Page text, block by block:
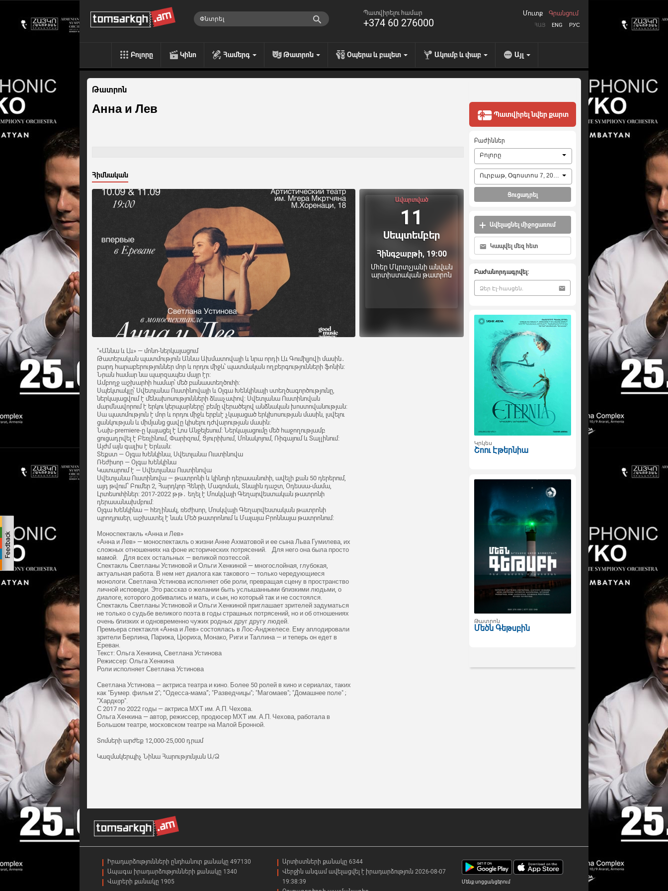
Պատվիրելու համար
+374 60 276000 ՀԱՅ ENG РУС
Մուտք Գրանցում
Բոլորը Կինո Համերգ Թատրոն Օպերա և բալետ Ակումբ և փաբ Այլ
Թատրոն
Анна и Лев
Հիմնական
Ավարտված
11
Սեպտեմբեր
Հինգշաբթի, 19:00
Մհեր Մկրտչյանի անվան
արտիստական թատրոն
"«Աննա և Լև» — մոնո-ներկայացում
Թատերական պատմություն Աննա Ախմատովայի և նրա որդի Լև Գումիլյովի մասին․
բարդ հարաբերություններ մոր և որդու միջև՝ պատմական ողբերգությունների ֆոնին։
Նրան համար նա պարզապես մայր էր։
Ամբողջ աշխարհի համար՝ մեծ բանաստեղծուհի։
Սպեկտակլը՝ Սվետլանա Ուստինովայի և Օլգա Խենկինայի ստեղծագործությունը,
ներկայացվում է մենախոսությունների ձևաչափով։ Սվետլանա Ուստինովան
մարմնավորում է երկու կերպարները՝ բեմը վերածելով անձնական խոստովանության։
Սա պատմություն է մոր և որդու միջև երբևէ չկայացած երկխոսության մասին, լսվելու
ցանկության և միմյանց ցավը կիսելու դժվարության մասին։
Նախ-premiere-ը կայացել է Լոս Անջելեսում։ Ներկայացումը մեծ հաջողությամբ
ցուցադրվել է Բեռլինում, Փարիզում, Ցյուրիխում, Մոնակոյում, Ռիգայում և Տալլինում։
Այժմ այն գալիս է Երևան։
Տեքստ — Օլգա Խենկինա, Սվետլանա Ուստինովա
Ռեժիսոր — Օլգա Խենկինա
Կատարում է — Սվետլանա Ուստինովա
Սվետլանա Ուստինովա — թատրոնի և կինոյի դերասանուհի, ավելի քան 50 դերերում,
այդ թվում՝ Բումեր 2, Հարդկոր Հենրի, Մագոմաև, Տնային դաշտ, Օդեսսա-մամա,
Լրտեսուհիներ: 2017-2022 թթ․ եղել է Մոսկվայի Գեղարվեստական թատրոնի
դերասանախմբում։
Օլգա Խենկինա — հեղինակ, ռեժիսոր, Մոսկվայի Գեղարվեստական թատրոնի
պրոդյուսեր, աշխատել է նաև Մեծ թատրոնում և Մալայա Բրոննայա թատրոնում։
Моноспектакль «‎Анна и Лев»‎
«‎Анна и Лев»‎ — моноспектакль о жизни Анне Ахматовой и ее сына Льва Гумилева, их
сложных отношениях на фоне исторических потрясений. Для него она была просто
мамой. Для всех остальных — великой поэтессой.
Спектакль Светланы Устиновой и Ольги Хенкиной — многослойная, глубокая,
актуальная работа. В нем нет диалога как такового — только чередующиеся
монологи. Светлана Устинова исполняет обе роли, превращая сцену в пространство
личной исповеди. Это рассказ о желании быть услышанными близкими людьми, о
диалоге, которого добивались и мать, и сын, но который так и не состоялся.
Спектакль Светланы Устиновой и Ольги Хенкиной приглашает зрителей задуматься
не только о судьбе великого поэта в годы страшных потрясений, но и об отношениях
очень близких и одновременно чужих родных друг другу людей.
Премьера спектакля «Анна и Лев» состоялась в Лос-Анджелесе. Ему аплодировали
зрители Берлина, Парижа, Цюриха, Монако, Риги и Таллина — и теперь он едет в
Ереван.
Текст: Ольга Хенкина, Светлана Устинова
Режиссер: Ольга Хенкина
Роли исполняет Светлана Устинова
Светлана Устинова — актриса театра и кино. Более 50 ролей в кино и сериалах, таких
как "Бумер. фильм 2"; “Одесса-мама”; "Разведчицы"; "Магомаев"; "Домашнее поле" ;
"Хардкор".
С 2017 по 2022 годы — актриса МХТ им. А.П. Чехова.
Ольга Хенкина — автор, режиссер, продюсер МХТ им. А.П. Чехова, работала в
Большом театре, московском театре на Малой Бронной.
Տոմսերի արժեք 12,000-25,000 դրամ
Կազմակերպիչ Նինա Հարությունյան Ա/Ձ
Պատվիրել նվեր քարտ
Բաժիններ
Բոլորը
Ուրբաթ, Օգոստոս 7, 2026
Ցուցադրել
Ավելացնել միջոցառում
Կապվել մեզ հետ
Բաժանորդագրվել:
Կրկես
Շոու Էթերնիա
Թատրոն
Մեծն Գեթսբին
Իրադարձությունների ընդհանուր քանակը 497130
Ապագա իրադարձությունների քանակը 1340
Վայրերի քանակը 1905
Արտիստների քանակը 6344
Վերջին անգամ ավելացվել է իրադարձություն 2026-08-07
19:38:39
Մենք սոցցանցերում